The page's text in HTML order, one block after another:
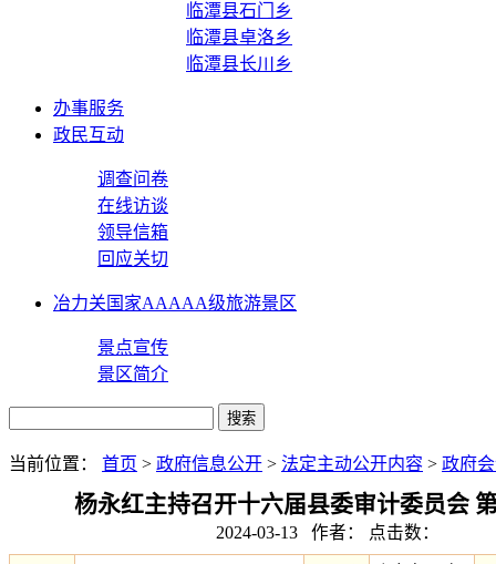
临潭县石门乡
临潭县卓洛乡
临潭县长川乡
办事服务
政民互动
调查问卷
在线访谈
领导信箱
回应关切
冶力关国家AAAAA级旅游景区
景点宣传
景区简介
当前位置： 首页 > 政府信息公开 > 法定主动公开内容 > 政府
杨永红主持召开十六届县委审计委员会
2024-03-13 作者： 点击数：